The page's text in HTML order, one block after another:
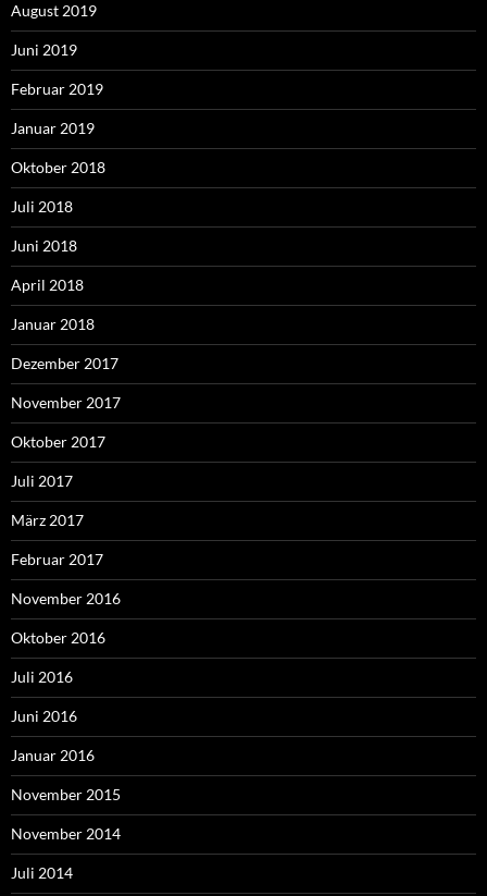
August 2019
Juni 2019
Februar 2019
Januar 2019
Oktober 2018
Juli 2018
Juni 2018
April 2018
Januar 2018
Dezember 2017
November 2017
Oktober 2017
Juli 2017
März 2017
Februar 2017
November 2016
Oktober 2016
Juli 2016
Juni 2016
Januar 2016
November 2015
November 2014
Juli 2014